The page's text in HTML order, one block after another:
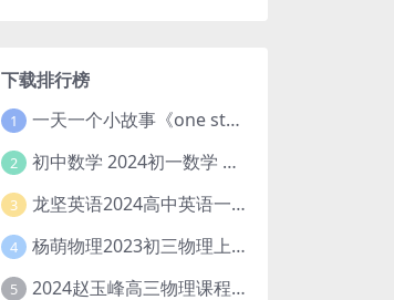
下载排行榜
1 一天一个小故事《one story a day》初中版 百度网盘分享下载
2 初中数学 2024初一数学 朱韬数学 S班春季下 A+班春季下 百度云网盘
3 龙坚英语2024高中英语一轮系统班(全国卷+北京卷)
4 杨萌物理2023初三物理上秋季A+班(视频+讲义) 百度网盘分享
5 2024赵玉峰高三物理课程24年高考物理一轮复习网课教程